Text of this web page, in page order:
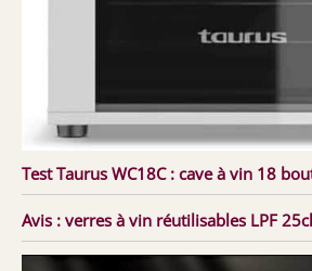
Test Taurus WC18C : cave à vin 18
Avis : verres à vin réutilisables LPF